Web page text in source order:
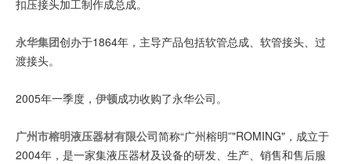
扣压接头加工制作成总成。
永华集团创办于1864年，主导产品包括软管总成、软管接头、过
渡接头。
2005年一季度， 伊顿成功收购了永华公司。
广州市榕明液压器材有限公司简称“广州榕明”"ROMING"，成立于
2004年，是一家集液压器材及设备的研发、生产、销售和售后服